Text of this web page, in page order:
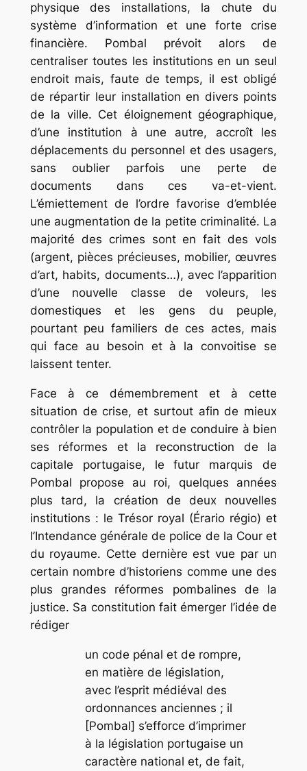
physique des installations, la chute du
système d’information et une forte crise
financière. Pombal prévoit alors de
centraliser toutes les institutions en un seul
endroit mais, faute de temps, il est obligé
de répartir leur installation en divers points
de la ville. Cet éloignement géographique,
d’une institution à une autre, accroît les
déplacements du personnel et des usagers,
sans oublier parfois une perte de
documents dans ces va-et-vient.
L’émiettement de l’ordre favorise d’emblée
une augmentation de la petite criminalité. La
majorité des crimes sont en fait des vols
(argent, pièces précieuses, mobilier, œuvres
d’art, habits, documents…), avec l’apparition
d’une nouvelle classe de voleurs, les
domestiques et les gens du peuple,
pourtant peu familiers de ces actes, mais
qui face au besoin et à la convoitise se
laissent tenter.
Face à ce démembrement et à cette
situation de crise, et surtout afin de mieux
contrôler la population et de conduire à bien
ses réformes et la reconstruction de la
capitale portugaise, le futur marquis de
Pombal propose au roi, quelques années
plus tard, la création de deux nouvelles
institutions : le Trésor royal (Érario régio) et
l’Intendance générale de police de la Cour et
du royaume. Cette dernière est vue par un
certain nombre d’historiens comme une des
plus grandes réformes pombalines de la
justice. Sa constitution fait émerger l’idée de
rédiger
un code pénal et de rompre,
en matière de législation,
avec l’esprit médiéval des
ordonnances anciennes ; il
[Pombal] s’efforce d’imprimer
à la législation portugaise un
caractère national et, de fait,